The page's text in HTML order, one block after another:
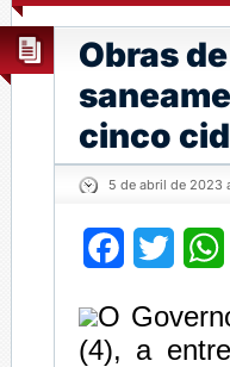
Obras
cinco
5 de abril de 2023
Facebook
Twitter
O
(4), a